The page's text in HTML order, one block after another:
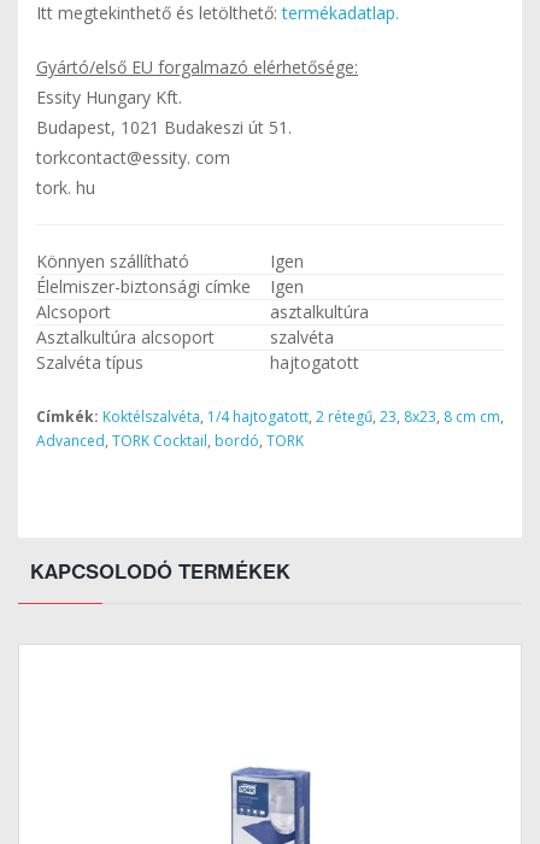
Itt megtekinthető és letölthető:termékadatlap.
Gyártó/első EU forgalmazó elérhetősége:
Essity Hungary Kft.
Budapest, 1021 Budakeszi út 51.
torkcontact@essity. com
tork. hu
Könnyen szállítható
Igen
Élelmiszer-biztonsági címke
Igen
Alcsoport
asztalkultúra
Asztalkultúra alcsoport
szalvéta
Szalvéta típus
hajtogatott
Címkék: Koktélszalvéta, 1/4 hajtogatott, 2 rétegű, 23, 8x23, 8 cm cm,
Advanced, TORK Cocktail, bordó, TORK
KAPCSOLODÓ TERMÉKEK